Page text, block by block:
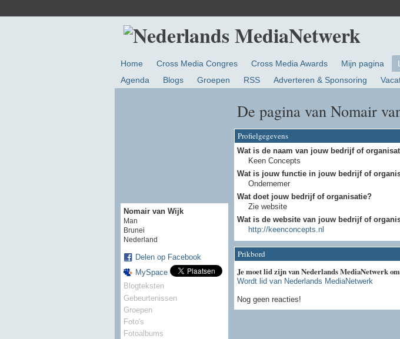
Home Cross Media Congres Cross Media Awards Mijn pagina
Agenda
Blogs Groepen RSS Adverteren & Sponsoring
Nomair van Wijk
Man
Brunei
Nederland
Delen op Facebook
MySpace
Blogteksten
Gebeurtenissen
Groepen
Foto's
Fotoalbums
De pagina van Nomair
Profielgegevens
Wat is de naam van jouw bedrijf of
Keen Concepts
Wat is jouw functie in jouw bedrijf of
Ondernemer
Wat doet jouw bedrijf of organisatie?
Zie website
Wat is de website van jouw bedrijf of
http://keenconcepts.nl
Prikbord
Je moet lid zijn van Nederlands MediaNetwerk
Wordt lid van Nederlands MediaNetwerk
Nog geen reacties!